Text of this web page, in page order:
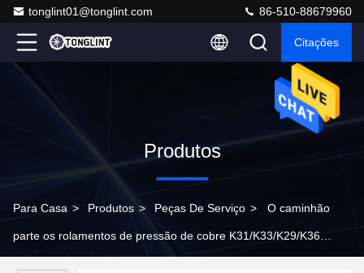
tonglint01@tonglint.com 86-510-88679960
Citações
Produtos
Para Casa > Produtos > Peças De Serviço > O caminhão
parte os rolamentos de pressão de cobre K31/K33/K29/K36